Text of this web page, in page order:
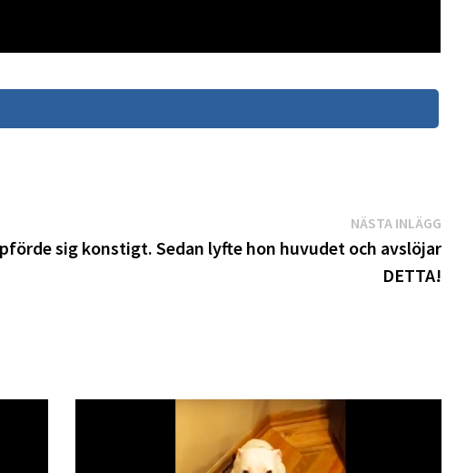
NÄSTA INLÄGG
sig konstigt. Sedan lyfte hon huvudet och avslöjar
DETTA!